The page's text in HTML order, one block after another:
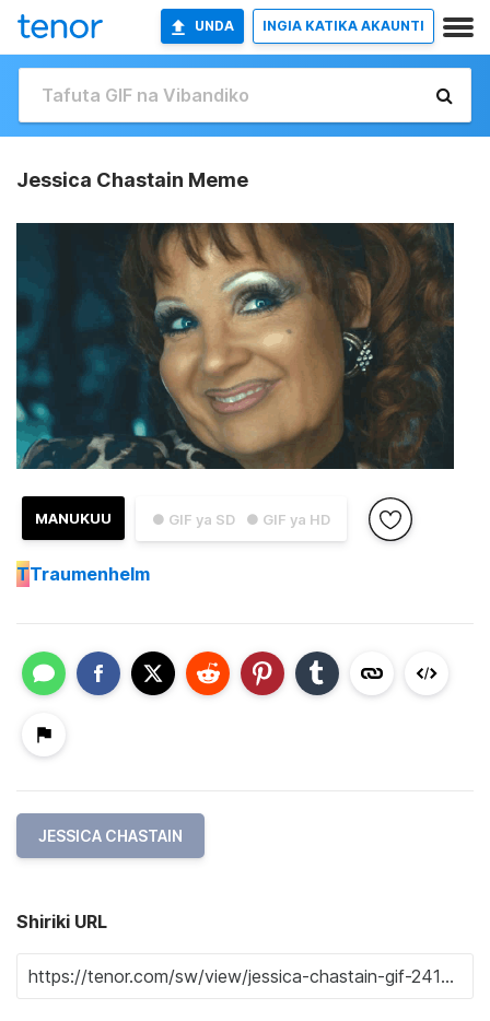
UNDA INGIA KATIKA AKAUNTI
Jessica Chastain Meme
● GIF ya SD ● GIF ya HD
MANUKUU
TTraumenhelm
JESSICA CHASTAIN
Shiriki URL